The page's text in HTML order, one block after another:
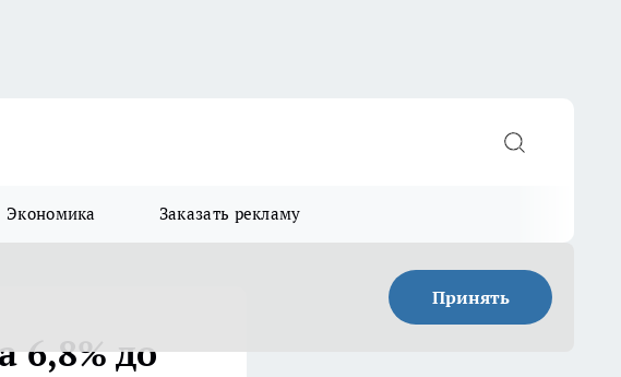
Экономика Заказать рекламу
Принять
6,8% до